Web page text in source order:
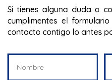
Si tienes alguna duda o
cumplimentes el
contacto contigo lo antes